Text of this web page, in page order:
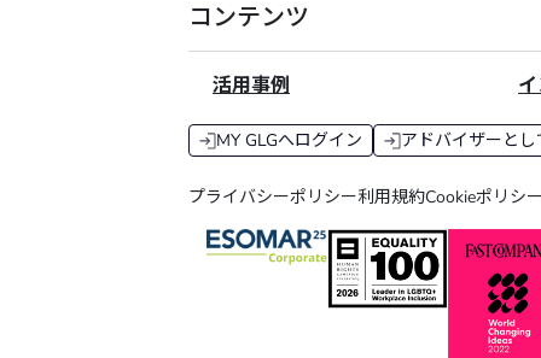
コンテンツ
活用事例
MY GLGへログイン アドバイザーと
プライバシーポリシー利用規約Cookieポリシ